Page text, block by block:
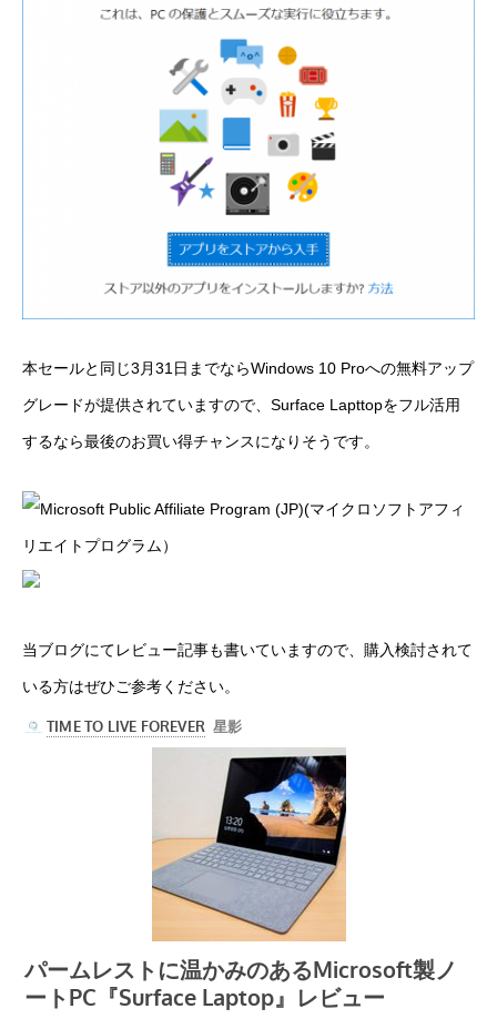
本セールと同じ3月31日までならWindows 10 Proへの無料アップ
グレードが提供されていますので、Surface Lapttopをフル活用
するなら最後のお買い得チャンスになりそうです。
当ブログにてレビュー記事も書いていますので、購入検討されて
いる方はぜひご参考ください。